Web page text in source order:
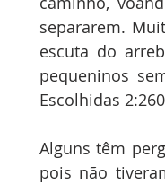
separarem.
escuta do
pequeninos
Escolhidas
Alguns têm
pois não